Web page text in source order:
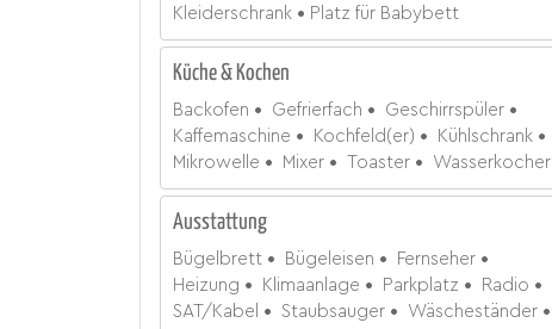
Kleiderschrank
Platz für Babybett
Küche & Kochen
Backofen Gefrierfach
Geschirrspüler
Kaffemaschine
Kochfeld(er)
Kühlschrank
Mikrowelle
Mixer Toaster Wasserkocher
Ausstattung
Bügelbrett Bügeleisen
Fernseher
Heizung
Klimaanlage Parkplatz
Radio
SAT/Kabel
Staubsauger
Wäscheständer